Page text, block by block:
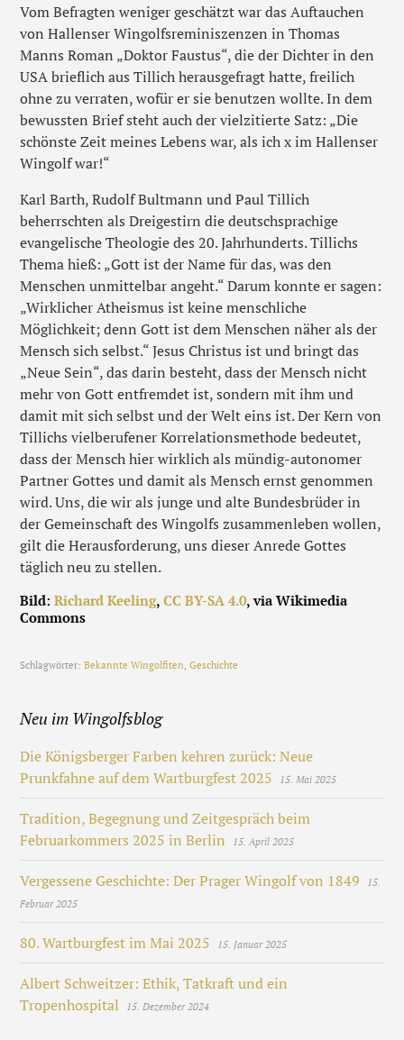
Vom Befragten weniger geschätzt war das Auftauchen
von Hallenser Wingolfsreminiszenzen in Thomas
Manns Roman „Doktor Faustus“, die der Dichter in den
USA brieflich aus Tillich herausgefragt hatte, freilich
ohne zu verraten, wofür er sie benutzen wollte. In dem
bewussten Brief steht auch der vielzitierte Satz: „Die
schönste Zeit meines Lebens war, als ich x im Hallenser
Wingolf war!“
Karl Barth, Rudolf Bultmann und Paul Tillich
beherrschten als Dreigestirn die deutschsprachige
evangelische Theologie des 20. Jahrhunderts. Tillichs
Thema hieß: „Gott ist der Name für das, was den
Menschen unmittelbar angeht.“ Darum konnte er sagen:
„Wirklicher Atheismus ist keine menschliche
Möglichkeit; denn Gott ist dem Menschen näher als der
Mensch sich selbst.“ Jesus Christus ist und bringt das
„Neue Sein“, das darin besteht, dass der Mensch nicht
mehr von Gott entfremdet ist, sondern mit ihm und
damit mit sich selbst und der Welt eins ist. Der Kern von
Tillichs vielberufener Korrelationsmethode bedeutet,
dass der Mensch hier wirklich als mündig-autonomer
Partner Gottes und damit als Mensch ernst genommen
wird. Uns, die wir als junge und alte Bundesbrüder in
der Gemeinschaft des Wingolfs zusammenleben wollen,
gilt die Herausforderung, uns dieser Anrede Gottes
täglich neu zu stellen.
Bild:Richard Keeling,CC BY-SA 4.0, via Wikimedia
Commons
Schlagwörter:Bekannte Wingolfiten ,Geschichte
Neu im Wingolfsblog
Die Königsberger Farben kehren zurück: Neue
Prunkfahne auf dem Wartburgfest 2025
15. Mai 2025
Tradition, Begegnung und Zeitgespräch beim
Februarkommers 2025 in Berlin
15. April 2025
Vergessene Geschichte: Der Prager Wingolf von 1849
15.
Februar 2025
80. Wartburgfest im Mai 2025 15. Januar 2025
Albert Schweitzer: Ethik, Tatkraft und ein
Tropenhospital
15. Dezember 2024